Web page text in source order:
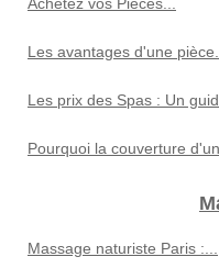
Achetez vos Pièces...
Les avantages d'une
Les prix des Spas : Un
Pourquoi la couverture
Massage naturiste Paris :...